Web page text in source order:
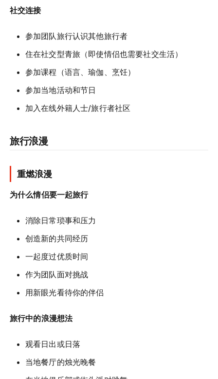
社交连接
参加团队旅行认识其他旅行者
住在社交型青旅（即使情侣也需要社交生活）
参加课程（语言、瑜伽、烹饪）
参加当地活动和节日
加入在线外籍人士/旅行者社区
旅行浪漫
重燃浪漫
为什么情侣要一起旅行
消除日常琐事和压力
创造新的共同经历
一起度过优质时间
作为团队面对挑战
用新眼光看待你的伴侣
旅行中的浪漫想法
观看日出或日落
当地餐厅的烛光晚餐